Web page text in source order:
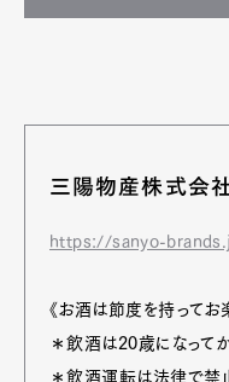
三陽物産株式会
https://sanyo-
《お酒は節度を持ってお
＊飲酒は20歳になって
＊飲酒運転は法律で禁